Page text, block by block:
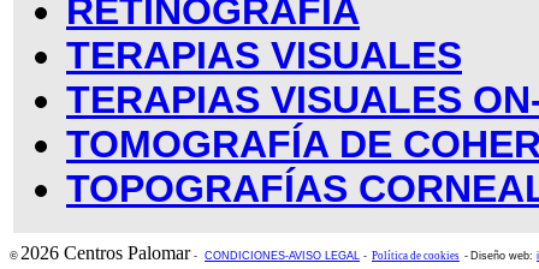
RETINOGRAFÍA
TERAPIAS VISUALES
TERAPIAS VISUALES
TOMOGRAFÍA DE
TOPOGRAFÍAS
© 2026 Centros Palomar- CONDICIONES-AVISO LEGAL - Política de cookies - Diseño web: